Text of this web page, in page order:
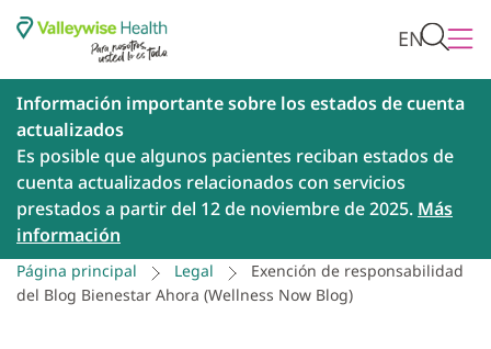
EN
Información importante sobre los estados de cuenta
actualizados
Es posible que algunos pacientes reciban estados de
cuenta actualizados relacionados con servicios
prestados a partir del 12 de noviembre de 2025. Más
información
Página principal Legal
Exención de responsabilidad
del Blog Bienestar Ahora (Wellness Now Blog)